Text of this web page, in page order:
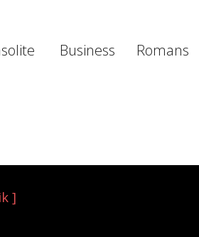
Business Romans
]